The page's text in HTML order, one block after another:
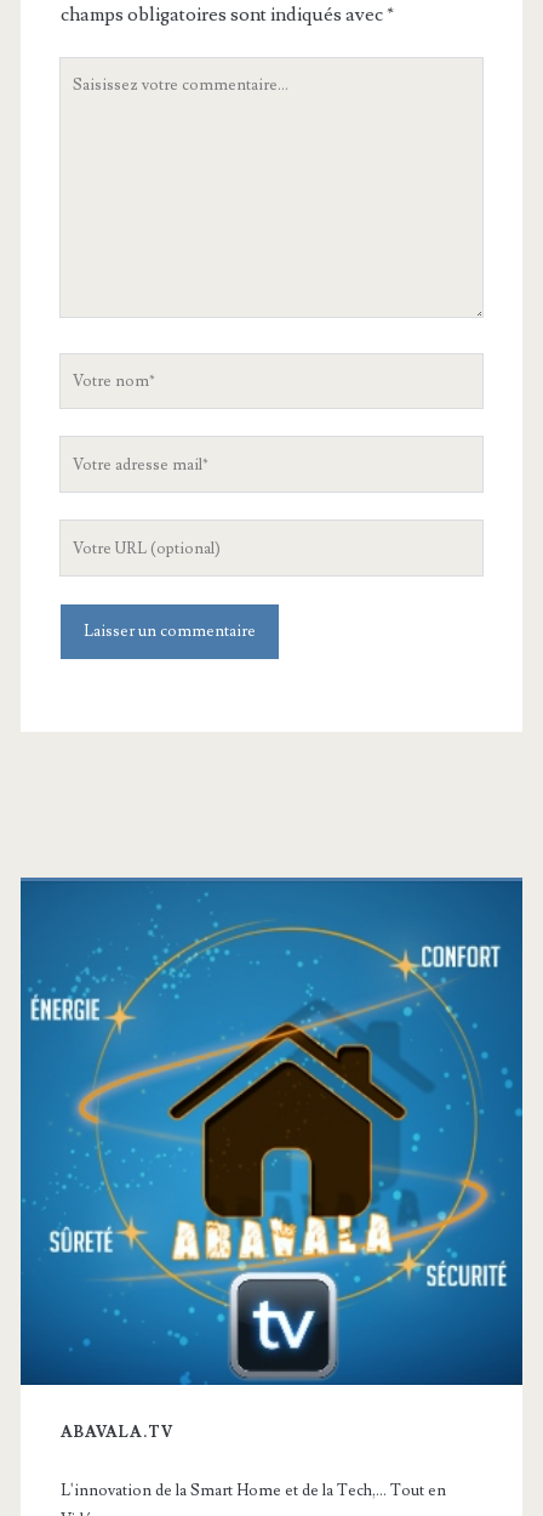
champs obligatoires sont indiqués avec*
site
Barre
latérale
principale
ABAVALA.TV
L'innovation de la Smart Home et de la Tech,... Tout en